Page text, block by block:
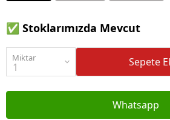
✅ Stoklarımızda Mevcut
Miktar Sepete
Whatsapp